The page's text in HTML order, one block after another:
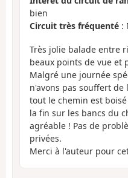
bien
Circuit très fréquenté :
Très jolie balade entre
beaux points de vue et
Malgré une journée
n'avons pas souffert
tout le chemin est
la fin sur les bancs du
agréable ! Pas de
privées.
Merci à l'auteur pour